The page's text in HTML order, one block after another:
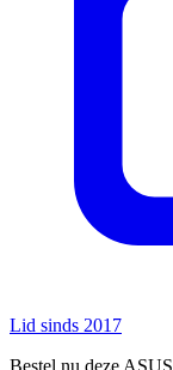
Lid sinds 2017
Bestel nu deze